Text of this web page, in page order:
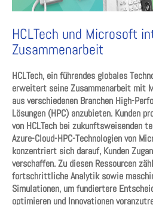
HCLTech und Microsoft
Zusammenarbeit
HCLTech, ein führendes globales
erweitert seine Zusammenarbeit mit
aus verschiedenen Branchen High-
Lösungen (HPC) anzubieten. Kunden
von HCLTech bei zukunftsweisenden
Azure-Cloud-HPC-Technologien von
konzentriert sich darauf, Kunden
verschaffen. Zu diesen Ressourcen
fortschrittliche Analytik sowie
Simulationen, um fundiertere
optimieren und Innovationen